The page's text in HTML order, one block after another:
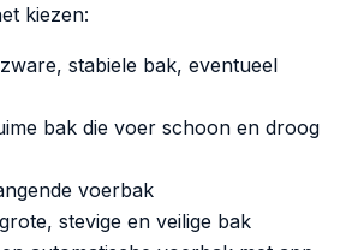
kiezen:
stabiele bak, eventueel
bak die voer schoon en droog
voerbak
stevige en veilige bak